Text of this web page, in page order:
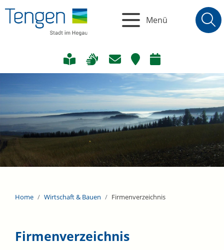
Menü
Home Wirtschaft & Bauen Firmenverzeichnis
Firmenverzeichnis